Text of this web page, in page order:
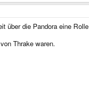
über die Pandora eine
Thrake waren.